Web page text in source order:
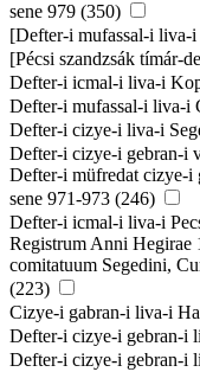
sene 979 (350)
[Defter-i mufassal-i liva-
[Pécsi szandzsák tímár-
Defter-i icmal-i liva-i
Defter-i mufassal-i liva-i
Defter-i cizye-i liva-i
Defter-i cizye-i gebran-i
Defter-i müfredat cizye-i
sene 971-973 (246)
Defter-i icmal-i liva-i
Registrum Anni Hegirae
comitatuum Segedini,
(223)
Cizye-i gabran-i liva-i
Defter-i cizye-i gebran-i
Defter-i cizye-i gebran-i